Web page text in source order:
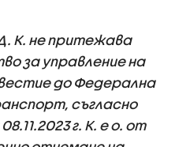
К. не притежава
за управление на
до Федерална
съгласно
г. К. е о. от